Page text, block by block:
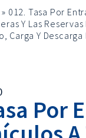
» 012. Tasa Por
Y Las
Carga Y Descarga
Por